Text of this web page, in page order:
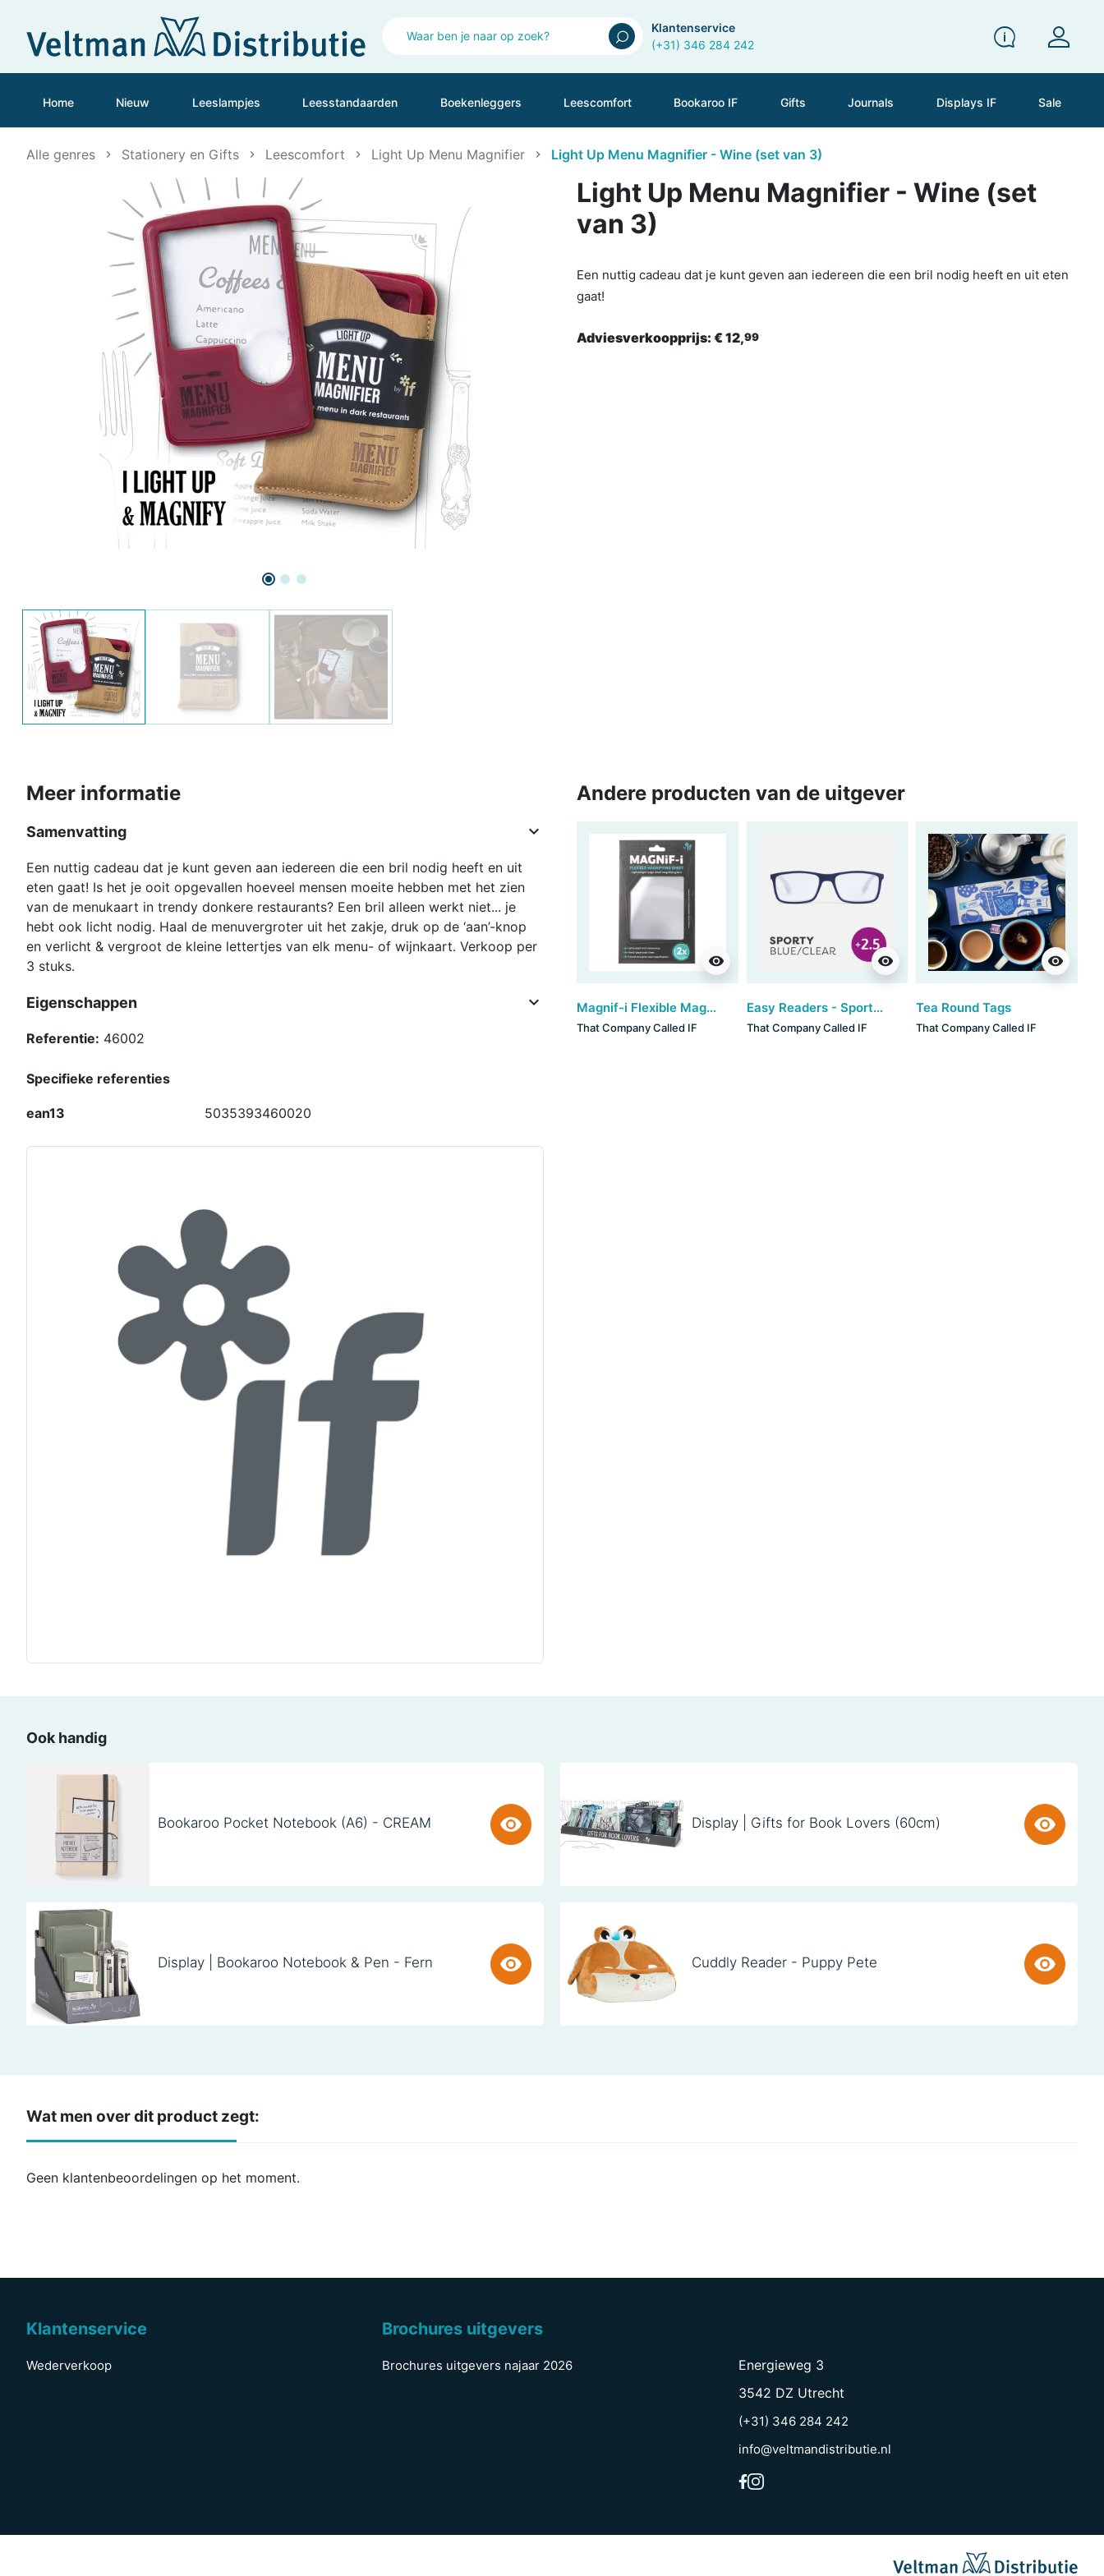
Klantenservice
(+31) 346 284 242
Home Nieuw Leeslampjes Leesstandaarden Boekenleggers Leescomfort Bookaroo IF Gifts Journals Displays IF Sale
Alle genres Stationery en Gifts Leescomfort Light Up Menu Magnifier Light Up Menu Magnifier - Wine (set van 3)
Light Up Menu Magnifier - Wine (set
van 3)
Een nuttig cadeau dat je kunt geven aan iedereen die een bril nodig heeft en uit eten
gaat!
Adviesverkoopprijs: € 12,99
Meer informatie
Samenvatting 
Een nuttig cadeau dat je kunt geven aan iedereen die een bril nodig heeft en uit
eten gaat! Is het je ooit opgevallen hoeveel mensen moeite hebben met het zien
van de menukaart in trendy donkere restaurants? Een bril alleen werkt niet... je
hebt ook licht nodig. Haal de menuvergroter uit het zakje, druk op de ‘aan’-knop
en verlicht & vergroot de kleine lettertjes van elk menu- of wijnkaart. Verkoop per
3 stuks.
Eigenschappen 
Referentie: 46002
Specifieke referenties
ean13 5035393460020
Andere producten van de uitgever
visibility
Magnif-i Flexible Magnifying Sheet (set van 3)
That Company Called IF
visibility
Easy Readers - Sporty Blue/Clear (+2.5)
That Company Called IF
visibility
Tea Round Tags
That Company Called IF
Ook handig
Bookaroo Pocket Notebook (A6) - CREAM Display | Gifts for Book Lovers (60cm)
Display | Bookaroo Notebook & Pen - Fern Cuddly Reader - Puppy Pete
Wat men over dit product zegt:
Geen klantenbeoordelingen op het moment.
Klantenservice
Wederverkoop
Brochures uitgevers
Brochures uitgevers najaar 2026
Energieweg 3
3542 DZ Utrecht
(+31) 346 284 242
info@veltmandistributie.nl